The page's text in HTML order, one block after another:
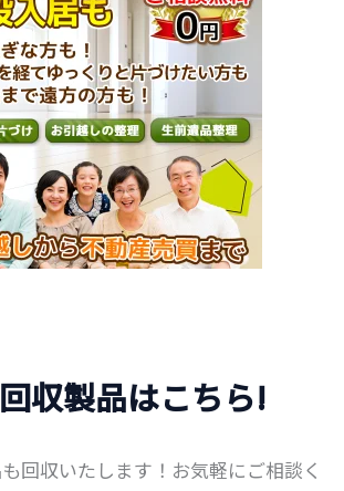
収製品はこちら!
回収いたします！お気軽にご相談く